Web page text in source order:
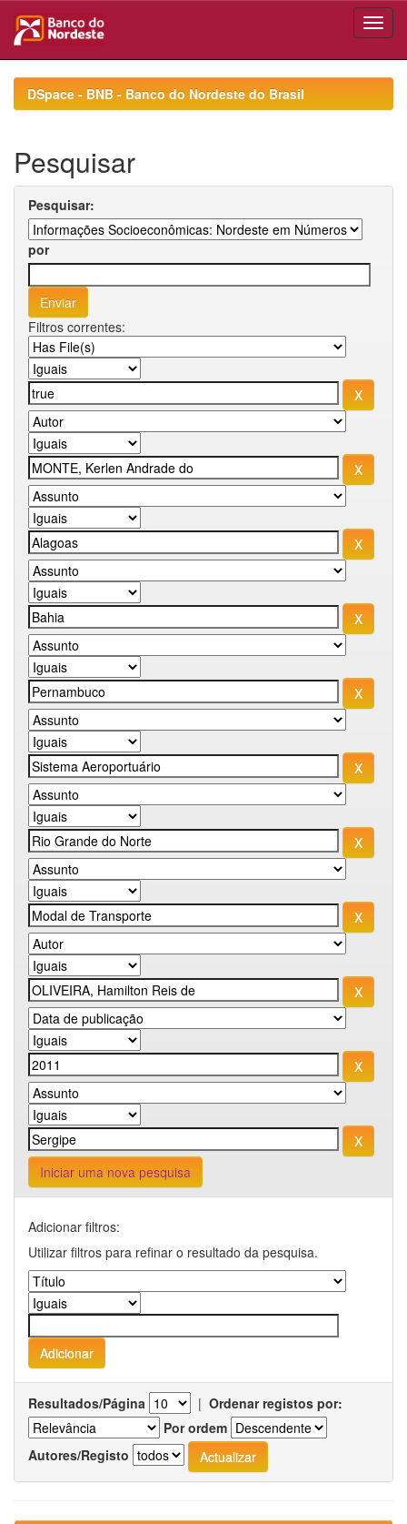
navigationDSpace - BNB - Banco do Nordeste do Brasil
Pesquisar
Pesquisar:
por
Filtros correntes:
Iniciar uma nova pesquisa
Adicionar filtros:
Utilizar filtros para refinar o resultado da pesquisa.
Resultados/Página | Ordenar registos por:
Por ordem
Autores/Registo